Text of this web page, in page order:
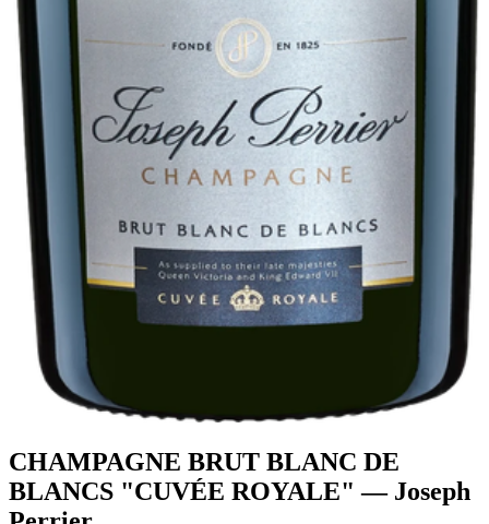
CHAMPAGNE BRUT BLANC DE
BLANCS "CUVÉE ROYALE" — Joseph